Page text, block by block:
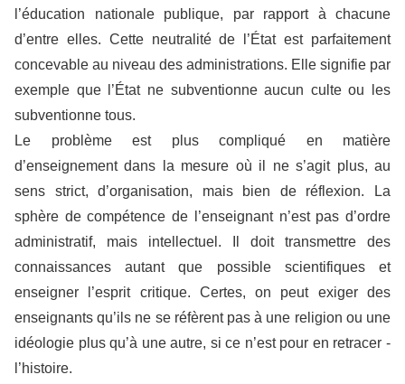
l’éducation nationale publique, par rapport à chacune
d’entre elles. Cette neutralité de l’État est parfaitement
concevable au niveau des administrations. Elle signifie par
exemple que l’État ne subventionne aucun culte ou les
subventionne tous.
Le problème est plus compliqué en matière
d’enseignement dans la mesure où il ne s’agit plus, au
sens strict, d’organisation, mais bien de réflexion. La
sphère de compétence de l’enseignant n’est pas d’ordre
administratif, mais intellectuel. Il doit transmettre des
connaissances autant que possible scientifiques et
enseigner l’esprit ­critique. Certes, on peut exiger des
enseignants qu’ils ne se réfèrent pas à une religion ou une
idéologie plus qu’à une autre, si ce n’est pour en retracer ­
l’histoire.